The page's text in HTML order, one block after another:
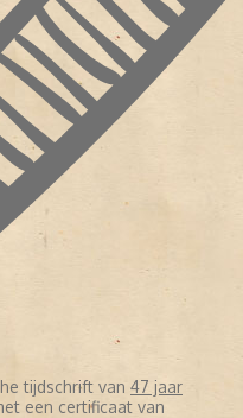
tijdschrift van 47 jaar
een certificaat van